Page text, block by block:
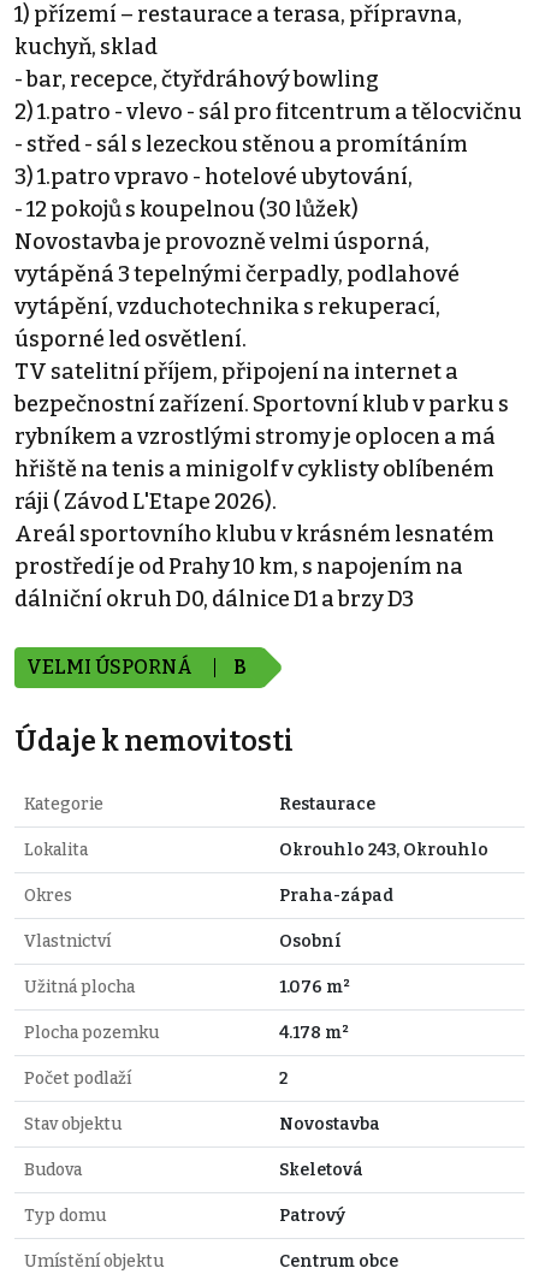
1) přízemí – restaurace a terasa, přípravna,
kuchyň, sklad
- bar, recepce, čtyřdráhový bowling
2) 1.patro - vlevo - sál pro fitcentrum a tělocvičnu
- střed - sál s lezeckou stěnou a promítáním
3) 1.patro vpravo - hotelové ubytování,
- 12 pokojů s koupelnou (30 lůžek)
Novostavba je provozně velmi úsporná,
vytápěná 3 tepelnými čerpadly, podlahové
vytápění, vzduchotechnika s rekuperací,
úsporné led osvětlení.
TV satelitní příjem, připojení na internet a
bezpečnostní zařízení. Sportovní klub v parku s
rybníkem a vzrostlými stromy je oplocen a má
hřiště na tenis a minigolf v cyklisty oblíbeném
ráji ( Závod L'Etape 2026).
Areál sportovního klubu v krásném lesnatém
prostředí je od Prahy 10 km, s napojením na
dálniční okruh D0, dálnice D1 a brzy D3
VELMI ÚSPORNÁ B
Údaje k nemovitosti
Kategorie Restaurace
Lokalita Okrouhlo 243, Okrouhlo
Okres Praha-západ
Vlastnictví Osobní
Užitná plocha 1.076 m²
Plocha pozemku 4.178 m²
Počet podlaží 2
Stav objektu Novostavba
Budova Skeletová
Typ domu Patrový
Umístění objektu Centrum obce